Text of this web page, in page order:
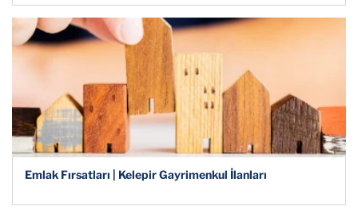
Emlak Fırsatları | Kelepir Gayrimenkul İlanları